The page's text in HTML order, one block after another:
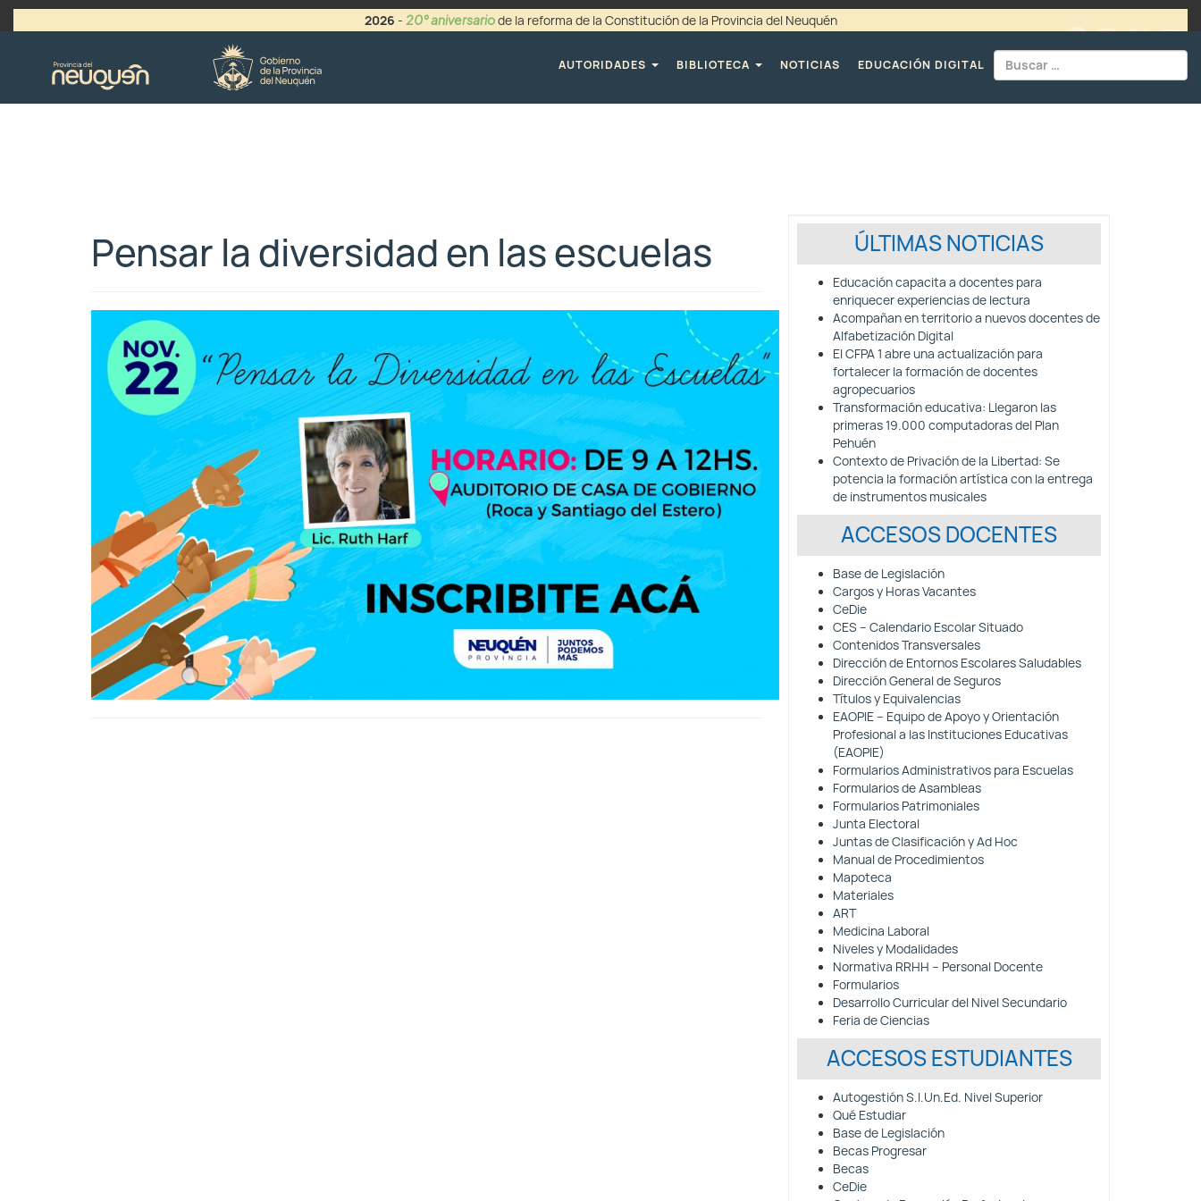
2026 - 20° aniversariode la reforma de la Constitución de la Provincia del Neuquén
AUTORIDADES
BIBLIOTECA NOTICIAS EDUCACIÓN DIGITAL
Pensar la diversidad en las escuelas ÚLTIMAS NOTICIAS
Educación capacita a docentes para
enriquecer experiencias de lectura
Acompañan en territorio a nuevos docentes de
Alfabetización Digital
El CFPA 1 abre una actualización para
fortalecer la formación de docentes
agropecuarios
Transformación educativa: Llegaron las
primeras 19.000 computadoras del Plan
Pehuén
Contexto de Privación de la Libertad: Se
potencia la formación artística con la entrega
de instrumentos musicales
ACCESOS DOCENTES
Base de Legislación
Cargos y Horas Vacantes
CeDie
CES – Calendario Escolar Situado
Contenidos Transversales
Dirección de Entornos Escolares Saludables
Dirección General de Seguros
Títulos y Equivalencias
EAOPIE – Equipo de Apoyo y Orientación
Profesional a las Instituciones Educativas
(EAOPIE)
Formularios Administrativos para Escuelas
Formularios de Asambleas
Formularios Patrimoniales
Junta Electoral
Juntas de Clasificación y Ad Hoc
Manual de Procedimientos
Mapoteca
Materiales
ART
Medicina Laboral
Niveles y Modalidades
Normativa RRHH – Personal Docente
Formularios
Desarrollo Curricular del Nivel Secundario
Feria de Ciencias
ACCESOS ESTUDIANTES
Autogestión S.I.Un.Ed. Nivel Superior
Qué Estudiar
Base de Legislación
Becas Progresar
Becas
CeDie